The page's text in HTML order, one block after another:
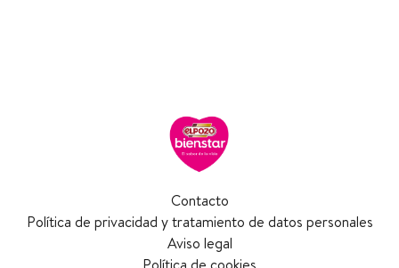
Contacto
Política de privacidad y tratamiento de datos personales
Aviso legal